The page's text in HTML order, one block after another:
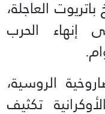
العاجلة،
إنهاء الحرب
الروسية،
تكثيف